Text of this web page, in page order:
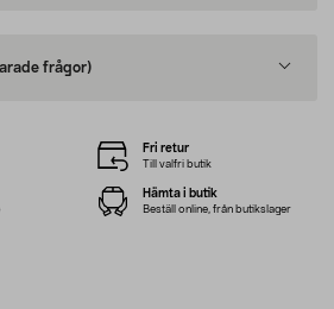
frågor)
Fri retur
Till valfri butik
Hämta i butik
Beställ online, från butikslager